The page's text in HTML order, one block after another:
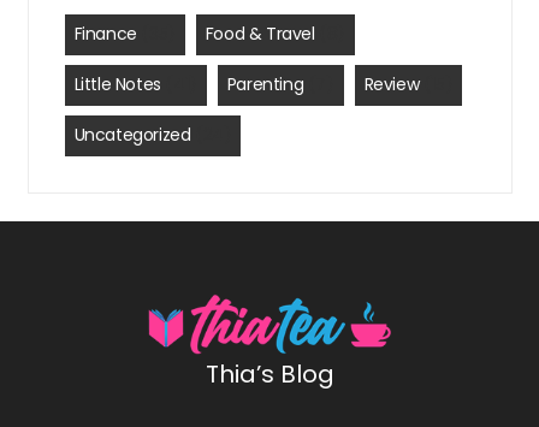
Finance Food & Travel
Little Notes Parenting Review(15)
Uncategorized
Thia’s Blog